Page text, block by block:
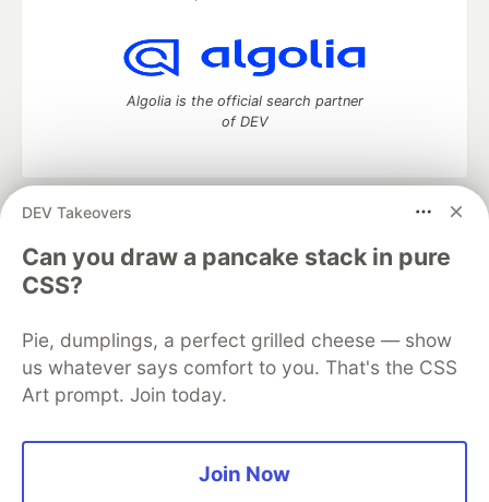
DEV Takeovers
Can you draw a pancake stack in pure
CSS?
Pie, dumplings, a perfect grilled cheese — show
us whatever says comfort to you. That's the CSS
Art prompt. Join today.
Join Now
Algolia is the official search partner
of DEV
development and manage your software career
Home
DEV Challenges DEV++
Videos
DEV Education Tracks
Free Postgres Database
DEV Shop
MLH
Code of Conduct
Privacy Policy
Terms of Use
Built on
Forem — the open source
and other inclusive communities.